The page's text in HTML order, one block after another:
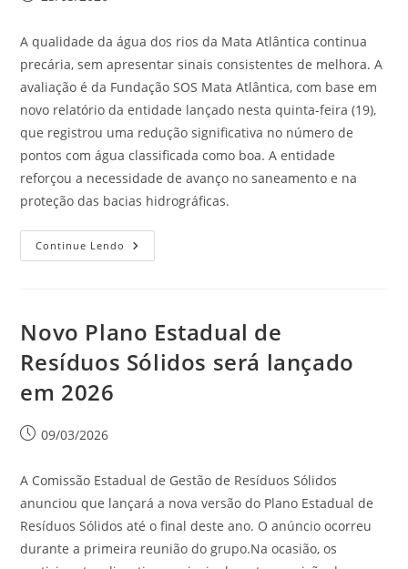
A qualidade da água dos rios da Mata Atlântica continua
precária, sem apresentar sinais consistentes de melhora. A
avaliação é da Fundação SOS Mata Atlântica, com base em
novo relatório da entidade lançado nesta quinta-feira (19),
que registrou uma redução significativa no número de
pontos com água classificada como boa. A entidade
reforçou a necessidade de avanço no saneamento e na
proteção das bacias hidrográficas.
Continue Lendo
Novo Plano Estadual de
Resíduos Sólidos será lançado
em 2026
09/03/2026
A Comissão Estadual de Gestão de Resíduos Sólidos
anunciou que lançará a nova versão do Plano Estadual de
Resíduos Sólidos até o final deste ano. O anúncio ocorreu
durante a primeira reunião do grupo.Na ocasião, os